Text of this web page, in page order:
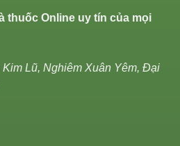
thuốc Online uy tín của mọi
Lũ, Nghiêm Xuân Yêm, Đại